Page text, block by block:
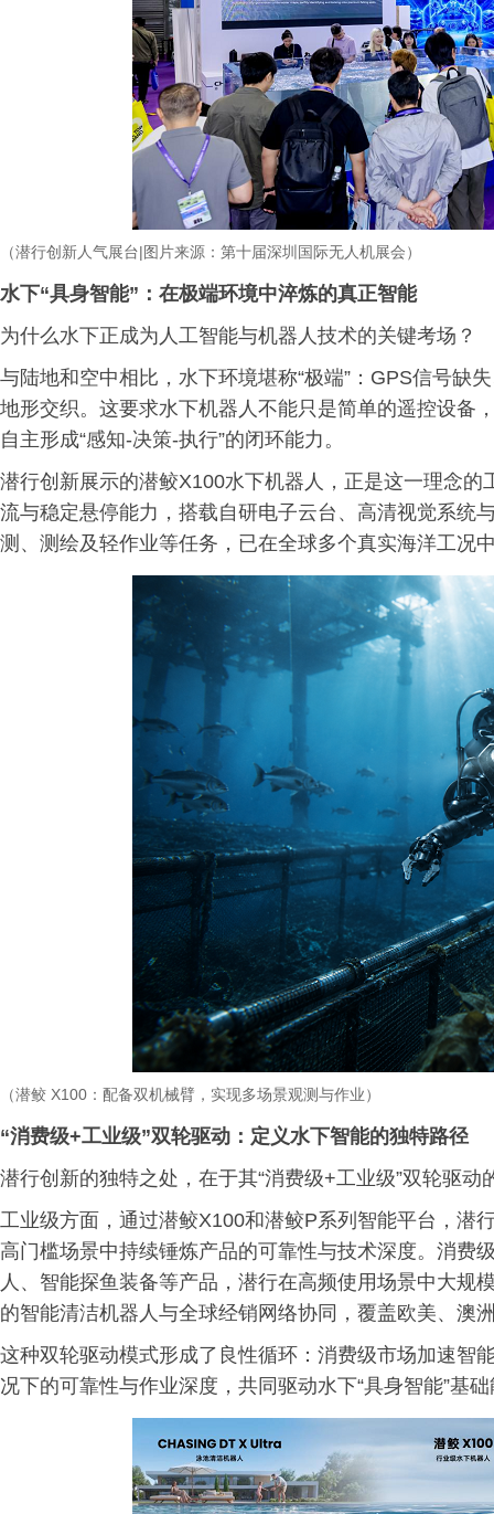
（潜行创新人气展台|图片来源：第十届深圳国际无人机展会）
水下“具身智能”：在极端环境中淬炼的真正智能
为什么水下正成为人工智能与机器人技术的关键考场？
与陆地和空中相比，水下环境堪称“极端”：GPS信号缺
地形交织。这要求水下机器人不能只是简单的遥控设
自主形成“感知-决策-执行”的闭环能力。
潜行创新展示的潜鲛X100水下机器人，正是这一理念
流与稳定悬停能力，搭载自研电子云台、高清视觉系统
测、测绘及轻作业等任务，已在全球多个真实海洋工况
（潜鲛 X100 ：配备双机械臂，实现多场景观测与作业）
“消费级+工业级”双轮驱动：定义水下智能的独特路径
潜行创新的独特之处，在于其“消费级+工业级”双轮驱动
工业级方面，通过潜鲛X100和潜鲛P系列智能平台，潜
高门槛场景中持续锤炼产品的可靠性与技术深度。消费
人、智能探鱼装备等产品，潜行在高频使用场景中大规
的智能清洁机器人与全球经销网络协同，覆盖欧美、澳
这种双轮驱动模式形成了良性循环：消费级市场加速智
况下的可靠性与作业深度，共同驱动水下“具身智能”基